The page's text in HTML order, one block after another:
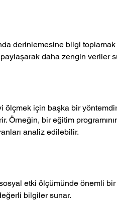
derinlemesine bilgi toplamak
daha zengin veriler
ölçmek için başka bir
Örneğin, bir eğitim
analiz edilebilir.
sosyal etki ölçümünde önemli
bilgiler sunar.